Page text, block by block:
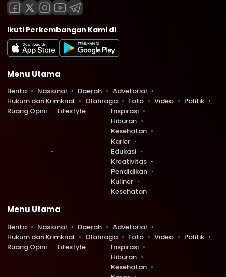
Ikuti Perkembangan Kami di
Menu Utama
Berita Nasional Daerah
Advetorial
Hukum dan Krimknal
Olahraga Foto Video
Politik
Ruang Opini
Lifestyle
Inspirasi
Hiburan
Kesehatan
Karier
Edukasi
Kreativitas
Pendidikan
Kuliner
Kesehatan
Menu Utama
Berita Nasional Daerah
Advetorial
Hukum dan Krimknal
Olahraga Foto Video
Politik
Ruang Opini
Lifestyle
Inspirasi
Hiburan
Kesehatan